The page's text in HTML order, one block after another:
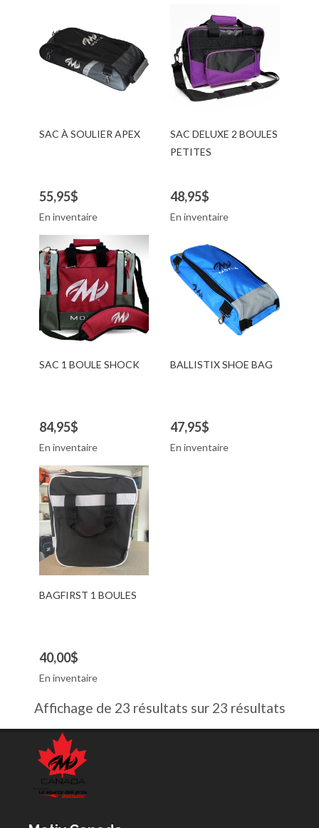
SAC À SOULIER APEX
55,95$
En inventaire
SAC DELUXE 2 BOULES
PETITES
48,95$
En inventaire
SAC 1 BOULE SHOCK
84,95$
En inventaire
BALLISTIX SHOE BAG
47,95$
En inventaire
BAGFIRST 1 BOULES
40,00$
En inventaire
Affichage de 23 résultats sur 23 résultats